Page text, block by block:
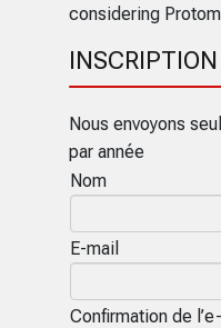
considering
Nous envoyons
par année
Nom
E-mail
Confirmation de